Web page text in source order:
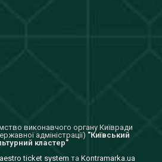
виконавчого органу Київради
адміністрації) "Київський
кластер"
ticket system та Kontramarka.ua